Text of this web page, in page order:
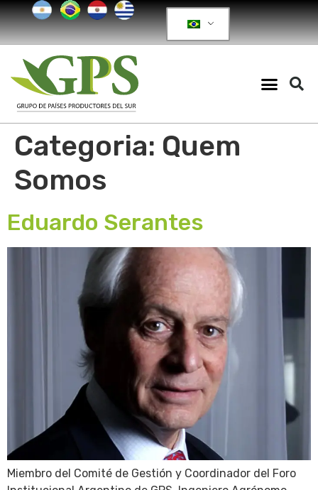
Categoria: Quem
Somos
Eduardo Serantes
Miembro del Comité de Gestión y Coordinador del Foro